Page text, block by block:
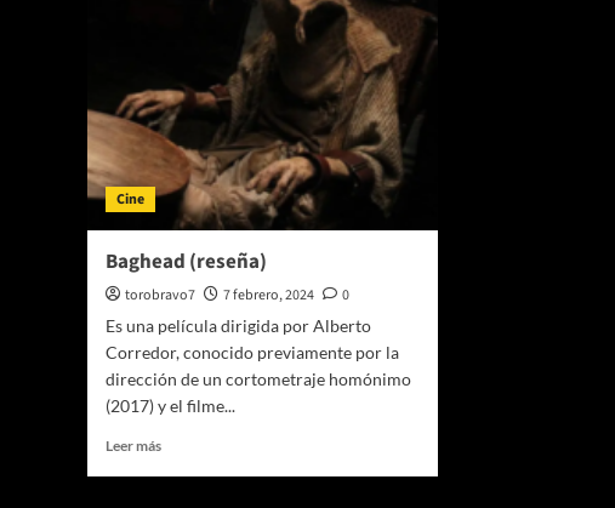
Cine
Baghead (reseña)
torobravo7 7 febrero, 2024
0
Es una película dirigida por Alberto
Corredor, conocido previamente por la
dirección de un cortometraje homónimo
(2017) y el filme...
Leer másLeer